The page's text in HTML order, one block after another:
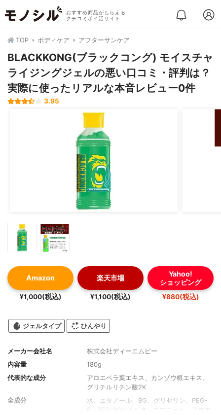
おすすめ商品がもらえる
クチコミポイ活サイト
TOP ボディケア アフターサンケア
BLACKKONG(ブラックコング) モイスチャ
ライジングジェルの悪い口コミ・評判は？
実際に使ったリアルな本音レビュー0件
3.95
Amazon
¥1,000(税込)
楽天市場
¥1,100(税込)
Yahoo!
ショッピング
¥880(税込)
ジェルタイプ ひんやり
メーカー会社名
株式会社ディーエムピー
内容量
180g
代表的な成分
アロエベラ葉エキス、カンゾウ根エキス、
グリチルリチン酸2K
全成分
水、エタノール、BG、グリセリン、PEG-
8、PEG-20ソルビタンココエート、アロエ